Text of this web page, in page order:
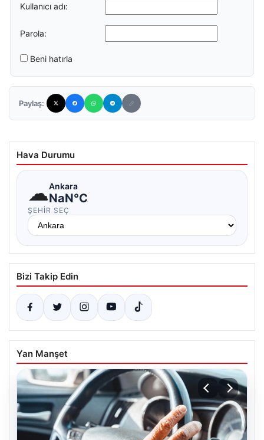
Kullanıcı adı:
Parola:
Beni hatırla
Paylaş:
Hava Durumu
☁Ankara
NaN°C
ŞEHIR SEÇ
Bizi Takip Edin
Yan Manşet